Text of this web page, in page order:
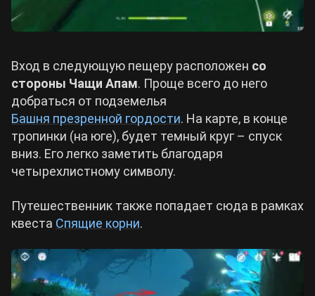
Вход в следующую пещеру расположен со
стороны Чащи Апам. Проще всего до него
добраться от подземелья
Башня презренной гордости. На карте, в конце
тропинки (на юге), будет темный круг – спуск
вниз. Его легко заметить благодаря
четырехлистному символу.
Путешественник также попадает сюда в рамках
квеста Спящие корни.